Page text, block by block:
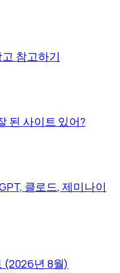
참고하기
된 사이트 있어?
클로드, 제미나이
(2026년 8월)